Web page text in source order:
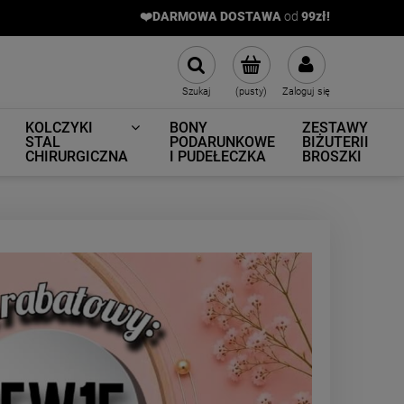
❤️DARMOWA DOSTAWA od 99zł!
(pusty) Zaloguj się
Szukaj
KOLCZYKI
STAL
CHIRURGICZNA
BONY
PODARUNKOWE
I PUDEŁECZKA
ZESTAWY
BIŻUTERII
BROSZKI